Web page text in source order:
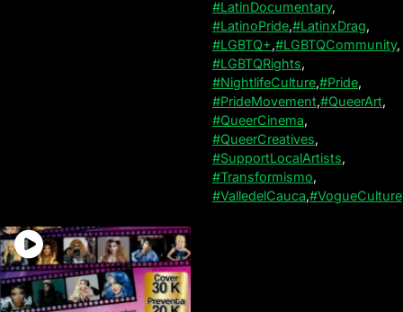
#LatinDocumentary,
#LatinoPride,#LatinxDrag,
#LGBTQ+,#LGBTQCommunity,
#LGBTQRights,
#NightlifeCulture,#Pride,
#PrideMovement,#QueerArt,
#QueerCinema,
#QueerCreatives,
#SupportLocalArtists,
#Transformismo,
#ValledelCauca,#VogueCulture